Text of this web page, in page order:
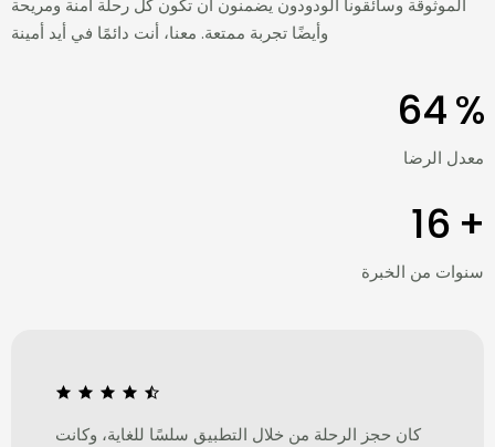
الموثوقة وسائقونا الودودون يضمنون أن تكون كل رحلة آمنة ومريحة
وأيضًا تجربة ممتعة. معنا، أنت دائمًا في أيد أمينة
97%
معدل الرضا
24 +
سنوات من الخبرة
كان حجز الرحلة من خلال التطبيق سلسًا للغاية، وكانت